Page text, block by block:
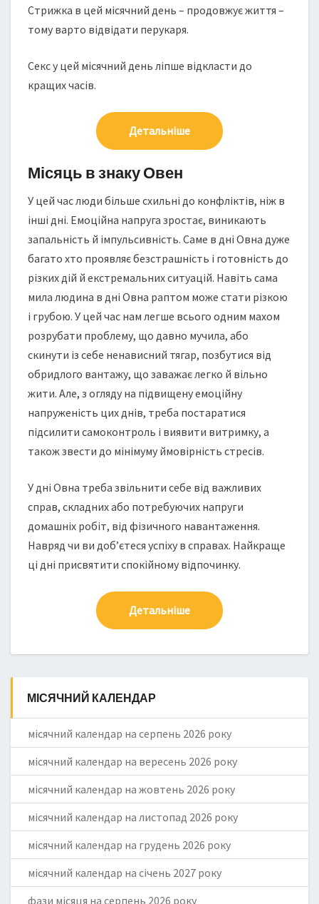
Cтрижка в цей місячний день – продовжує життя –
тому варто відвідати перукаря.
Секс у цей місячний день ліпше відкласти до
кращих часів.
Детальніше
Місяць в знаку Овен
У цей час люди більше схильні до конфліктів, ніж в
інші дні. Емоційна напруга зростає, виникають
запальність й імпульсивність. Саме в дні Овна дуже
багато хто проявляє безстрашність і готовність до
різких дій й екстремальних ситуацій. Навіть сама
мила людина в дні Овна раптом може стати різкою
і грубою. У цей час нам легше всього одним махом
розрубати проблему, що давно мучила, або
скинути із себе ненависний тягар, позбутися від
обридлого вантажу, що заважає легко й вільно
жити. Але, з огляду на підвищену емоційну
напруженість цих днів, треба постаратися
підсилити самоконтроль і виявити витримку, а
також звести до мінімуму ймовірність стресів.
У дні Овна треба звільнити себе від важливих
справ, складних або потребуючих напруги
домашніх робіт, від фізичного навантаження.
Навряд чи ви доб’єтеся успіху в справах. Найкраще
ці дні присвятити спокійному відпочинку.
Детальніше
МІСЯЧНИЙ КАЛЕНДАР
місячний календар на серпень 2026 року
місячний календар на вересень 2026 року
місячний календар на жовтень 2026 року
місячний календар на листопад 2026 року
місячний календар на грудень 2026 року
місячний календар на січень 2027 року
фази місяця на серпень 2026 року